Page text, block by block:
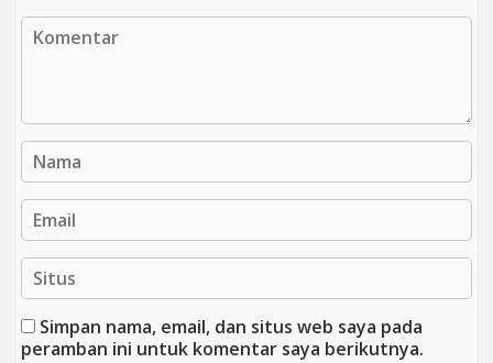
Simpan nama, email, dan situs web saya pada
peramban ini untuk komentar saya berikutnya.